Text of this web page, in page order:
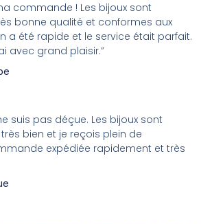
commande ! Les bijoux sont
bonne qualité et conformes aux
a été rapide et le service était parfait.
avec grand plaisir.”
suis pas déçue. Les bijoux sont
bien et je reçois plein de
expédiée rapidement et très